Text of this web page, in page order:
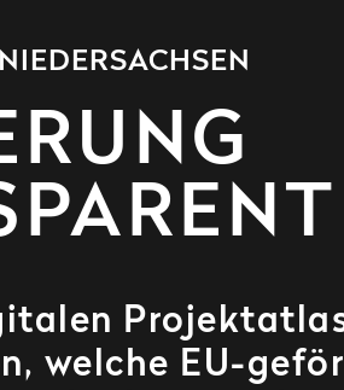
welche EU-